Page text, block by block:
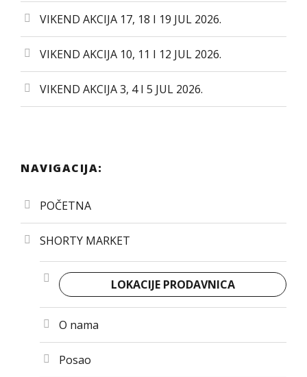
VIKEND AKCIJA 17, 18 I 19 JUL 2026.
VIKEND AKCIJA 10, 11 I 12 JUL 2026.
VIKEND AKCIJA 3, 4 I 5 JUL 2026.
NAVIGACIJA:
POČETNA
SHORTY MARKET
LOKACIJE PRODAVNICA
O nama
Posao